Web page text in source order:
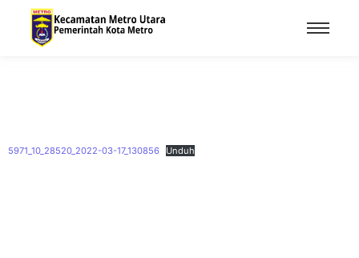
5971_10_28520_2022-03-17_130856 Unduh